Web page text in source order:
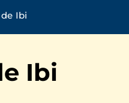
Ibi
Ibi